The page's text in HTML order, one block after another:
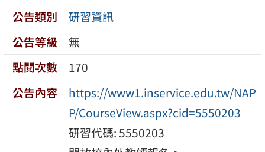
公告類別
研習資訊
公告等級
無
點閱次數
170
公告內容
https://www1.inservice.edu.tw/NAP
P/CourseView.aspx?cid=5550203
研習代碼: 5550203